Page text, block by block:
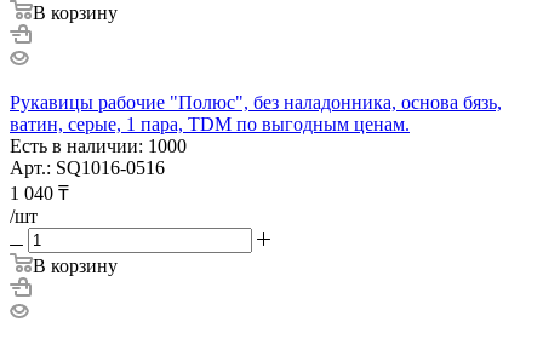
В корзину
Рукавицы рабочие "Полюс", без наладонника, основа бязь,
ватин, серые, 1 пара, TDM по выгодным ценам.
Есть в наличии: 1000
Арт.: SQ1016-0516
1 040 ₸
/шт
В корзину